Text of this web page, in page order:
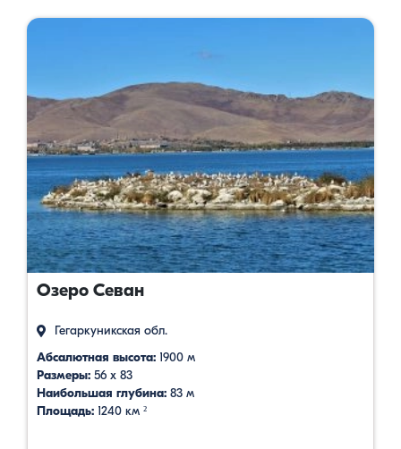
Озеро Севан
Гегаркуникская обл.
Абсалютная высота: 1900 м
Размеры: 56 х 83
Наибольшая глубина: 83 м
Площадь: 1240 км ²